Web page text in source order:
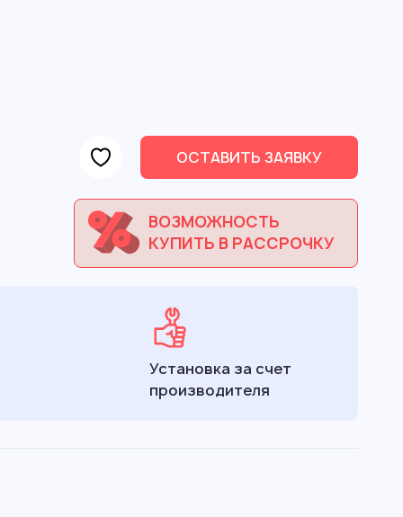
Установка за счет
производителя
ОСТАВИТЬ ЗАЯВКУ
ВОЗМОЖНОСТЬ
КУПИТЬ В РАССРОЧКУ